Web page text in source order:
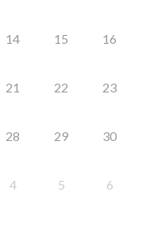
14 15 16
21 22 23
28 29 30
4 5 6